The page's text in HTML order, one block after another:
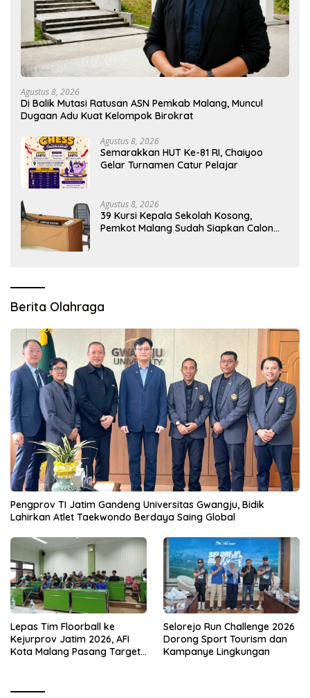
Agustus 8, 2026
Di Balik Mutasi Ratusan ASN Pemkab Malang, Muncul
Dugaan Adu Kuat Kelompok Birokrat
Agustus 8, 2026
Semarakkan HUT Ke-81 RI, Chaiyoo
Gelar Turnamen Catur Pelajar
Agustus 8, 2026
39 Kursi Kepala Sekolah Kosong,
Pemkot Malang Sudah Siapkan Calon
Berita Olahraga
Pengprov TI Jatim Gandeng Universitas Gwangju, Bidik
Lahirkan Atlet Taekwondo Berdaya Saing Global
Lepas Tim Floorball ke
Kejurprov Jatim 2026, AFI
Kota Malang Pasang Target
Selorejo Run Challenge 2026
Dorong Sport Tourism dan
Kampanye Lingkungan